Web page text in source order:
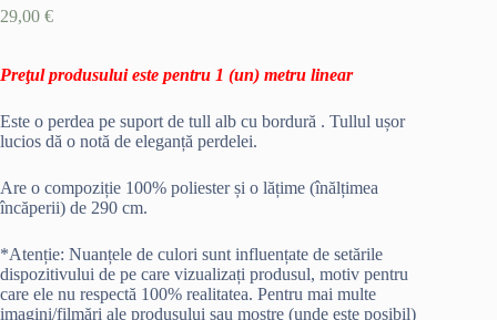
29,00 €
Preţul produsului este pentru 1 (un) metru linear
Este o perdea pe suport de tull alb cu bordură . Tullul ușor
lucios dă o notă de eleganță perdelei.
Are o compoziție 100% poliester și o lățime (înălțimea
încăperii) de 290 cm.
*Atenție: Nuanțele de culori sunt influențate de setările
dispozitivului de pe care vizualizați produsul, motiv pentru
care ele nu respectă 100% realitatea. Pentru mai multe
imagini/filmări ale produsului sau mostre (unde este posibil)